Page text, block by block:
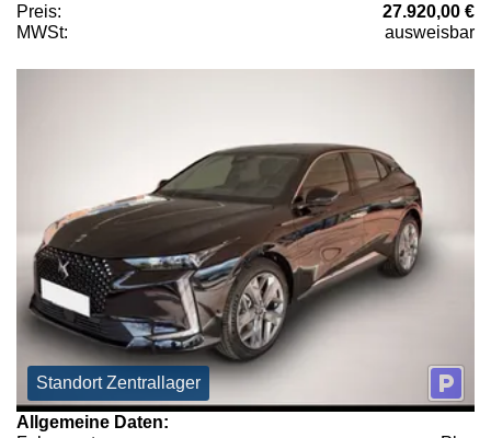
Preis:
27.920,00 €
MWSt:
ausweisbar
Standort Zentrallager
Allgemeine Daten: